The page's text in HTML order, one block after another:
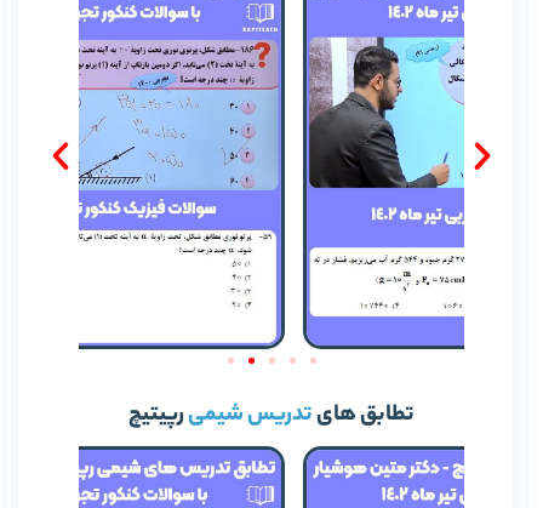
تطابق هایتدریس شیمیرپیتیچ